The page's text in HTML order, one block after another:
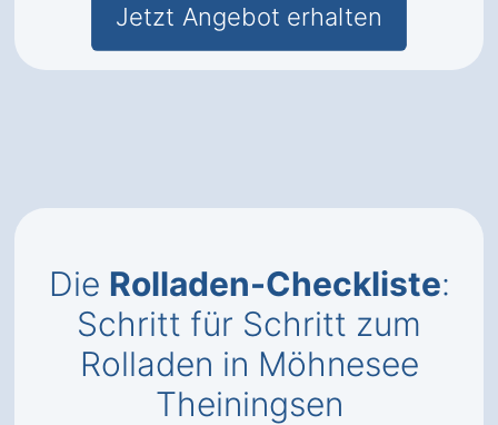
Jetzt Angebot erhalten
Die Rolladen-Checkliste:
Schritt für Schritt zum
Rolladen in Möhnesee
Theiningsen